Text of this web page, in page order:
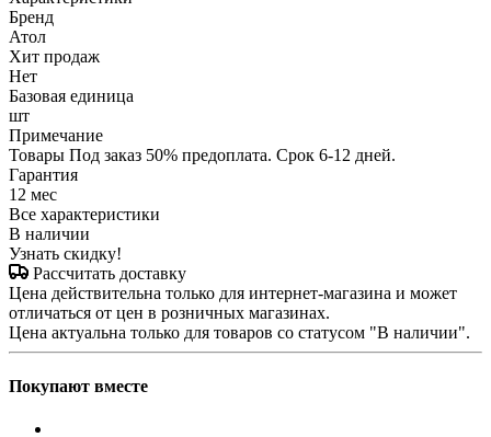
Бренд
Атол
Хит продаж
Нет
Базовая единица
шт
Примечание
Товары Под заказ 50% предоплата. Срок 6-12 дней.
Гарантия
12 мес
Все характеристики
В наличии
Узнать скидку!
Рассчитать доставку
Цена действительна только для интернет-магазина и может
отличаться от цен в розничных магазинах.
Цена актуальна только для товаров со статусом "В наличии".
Покупают вместе